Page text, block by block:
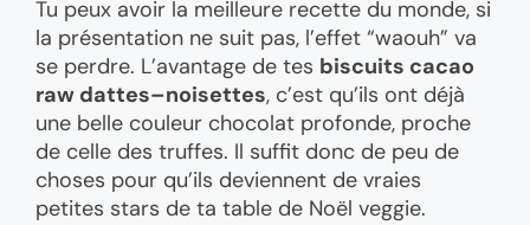
Tu peux avoir la meilleure recette du monde, si
la présentation ne suit pas, l’effet “waouh” va
se perdre. L’avantage de tes biscuits cacao
raw dattes–noisettes, c’est qu’ils ont déjà
une belle couleur chocolat profonde, proche
de celle des truffes. Il suffit donc de peu de
choses pour qu’ils deviennent de vraies
petites stars de ta table de Noël veggie.